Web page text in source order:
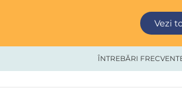
Vezi
ÎNTREBĂRI